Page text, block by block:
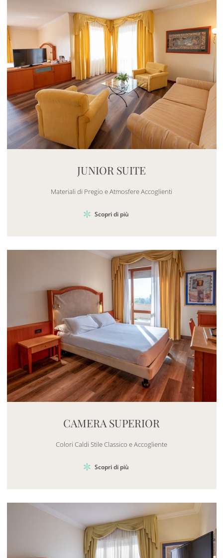
JUNIOR SUITE
Materiali di Pregio e Atmosfere Accoglienti
Scopri di più
CAMERA SUPERIOR
Colori Caldi Stile Classico e Accogliente
Scopri di più